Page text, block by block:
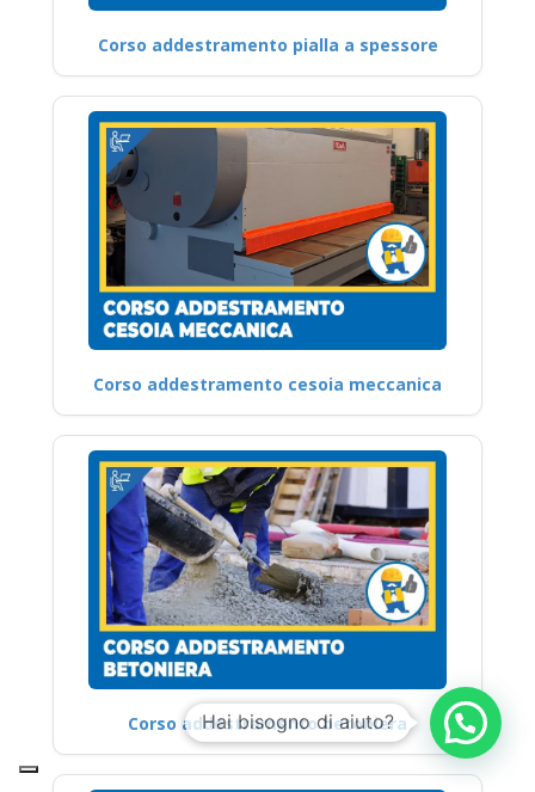
Corso addestramento pialla a spessore
Corso addestramento cesoia meccanica
Corso addestramento betoniera